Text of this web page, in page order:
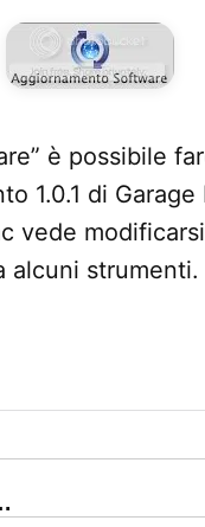
è possibile
1.0.1 di
vede
alcuni strumenti.